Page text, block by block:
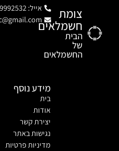
צומת
חשמלאים
הבית
של
החשמלאים
אייל: 054-9992532
מידע נוסף
בית
אודות
יצירת קשר
נגישות באתר
מדיניות פרטיות